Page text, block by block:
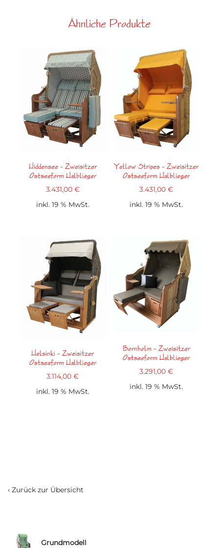
Ähnliche Produkte
Hiddensee – Zweisitzer
Ostseeform Halblieger
3.431,00 €
inkl. 19 % MwSt.
Yellow Stripes – Zweisitzer
Ostseeform Halblieger
3.431,00€
inkl. 19 % MwSt.
Helsinki – Zweisitzer
Ostseeform Halblieger
3.114,00€
inkl. 19 % MwSt.
Bornholm – Zweisitzer
Ostseeform Halblieger
3.291,00€
inkl. 19 % MwSt.
‹ Zurück zur Übersicht
Grundmodell